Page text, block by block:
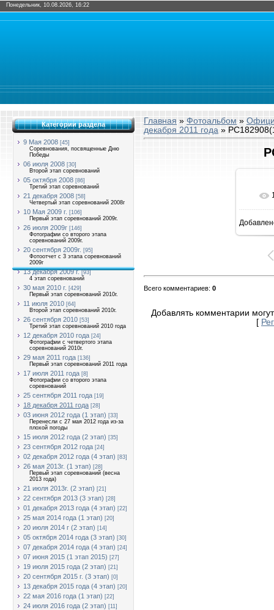
Понедельник, 10.08.2026, 16:22
Категории раздела
9 Мая 2008 [45]
Соревнования, посвященные Дню
Победы
06 июля 2008 [30]
Второй этап соревнований
05 октября 2008 [86]
Третий этап соревнований
21 декабря 2008 [58]
Четвертый этап соревнований 2008г
10 Мая 2009 г. [106]
Первый этап соревнований 2009г.
26 июля 2009г [146]
Фотографии со второго этапа
соревнований 2009г.
20 сентября 2009г. [95]
Фотоотчет с 3 этапа соревнований
2009г
13 декабря 2009 г. [93]
4 этап соревнований
30 мая 2010 г. [429]
Первый этап соревнований 2010г.
11 июля 2010 [64]
Второй этап соревнований 2010г.
26 сентября 2010 [53]
Третий этап соревнований 2010 года
12 декабря 2010 года [24]
Фотографии с четвертого этапа
соревнований 2010г.
29 мая 2011 года [136]
Первый этап соревнований 2011 года
17 июля 2011 года [8]
Фотографии со второго этапа
соревнований
25 сентября 2011 года [19]
18 декабря 2011 года [28]
03 июня 2012 года (1 этап) [33]
Перенесли с 27 мая 2012 года из-за
плохой погоды
15 июля 2012 года (2 этап) [35]
23 сентября 2012 года [24]
02 декабря 2012 года (4 этап) [83]
26 мая 2013г. (1 этап) [28]
Первый этап соревнований (весна
2013 года)
21 июля 2013г. (2 этап) [21]
22 сентября 2013 (3 этап) [28]
01 декабря 2013 года (4 этап) [22]
25 мая 2014 года (1 этап) [20]
20 июля 2014 г (2 этап) [14]
05 октября 2014 года (3 этап) [30]
07 декабря 2014 года (4 этап) [24]
07 июня 2015 (1 этап 2015) [27]
19 июля 2015 года (2 этап) [21]
20 сентября 2015 г. (3 этап) [0]
13 декабря 2015 года (4 этап) [20]
22 мая 2016 года (1 этап) [22]
24 июля 2016 года (2 этап) [11]
Главная » Фотоальбом »
декабря 2011 года »
Всего комментариев: 0
Добавлять комментарии
[